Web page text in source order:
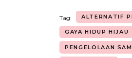
Tag: ALTERNATIF
GAYA HIDUP HIJAU
PENGELOLAAN